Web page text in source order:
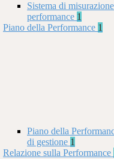
Sistema di
performance 1
Piano della Performance 1
Piano della
di gestione 1
Relazione sulla Performance